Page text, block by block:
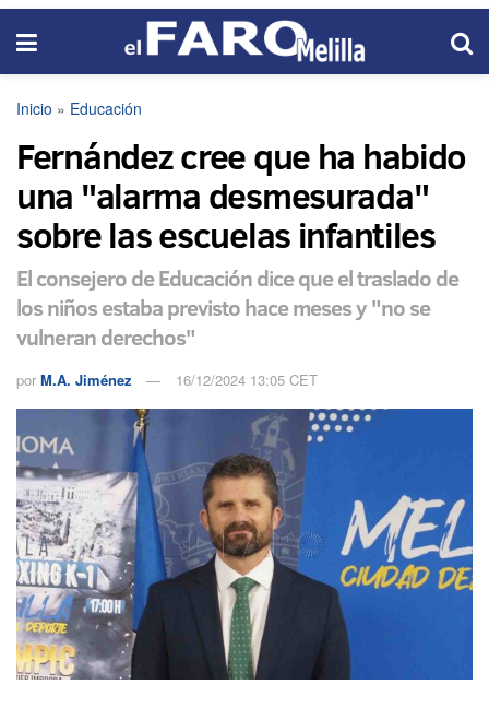
Inicio » Educación
Fernández cree que ha habido
una "alarma desmesurada"
sobre las escuelas infantiles
El consejero de Educación dice que el traslado de
los niños estaba previsto hace meses y "no se
vulneran derechos"
por M.A. Jiménez 16/12/2024 13:05 CET